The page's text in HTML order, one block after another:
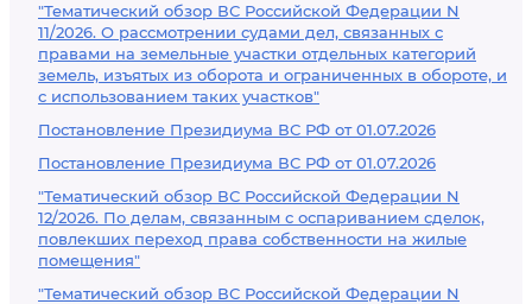
"Тематический обзор ВС Российской Федерации N
11/2026. О рассмотрении судами дел, связанных с
правами на земельные участки отдельных категорий
земель, изъятых из оборота и ограниченных в обороте, и
с использованием таких участков"
Постановление Президиума ВС РФ от 01.07.2026
Постановление Президиума ВС РФ от 01.07.2026
"Тематический обзор ВС Российской Федерации N
12/2026. По делам, связанным с оспариванием сделок,
повлекших переход права собственности на жилые
помещения"
"Тематический обзор ВС Российской Федерации N